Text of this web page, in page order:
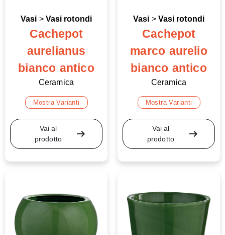
Vasi > Vasi rotondi
Cachepot
aurelianus
bianco antico
Ceramica
Mostra Varianti
Vai al
prodotto
arrow_right_alt
Vasi > Vasi rotondi
Cachepot
marco aurelio
bianco antico
Ceramica
Mostra Varianti
Vai al
prodotto
arrow_right_alt